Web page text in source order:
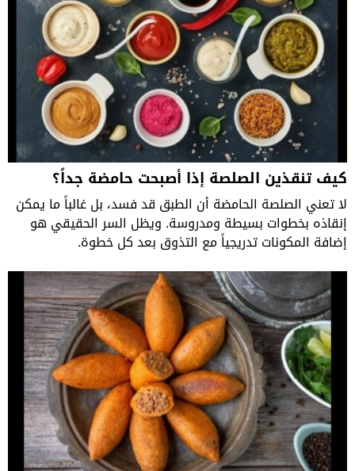
كيف تنقذين الصلصة إذا أصبحت حامضة جداً؟
لا تعني الصلصة الحامضة أن الطبق قد فسد، بل غالباً ما يمكن
إنقاذه بخطوات بسيطة ومدروسة. ويظل السر الحقيقي هو
إضافة المكونات تدريجياً مع التذوق بعد كل خطوة.